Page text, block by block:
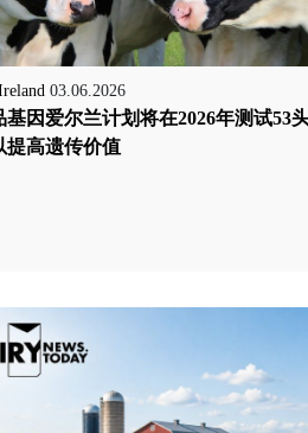
03.06.2026
基因爱尔兰计划将在2026年测试53
提高遗传价值